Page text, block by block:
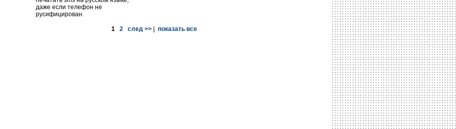
даже если телефон не
русифицирован.
1 2 след >> показать все